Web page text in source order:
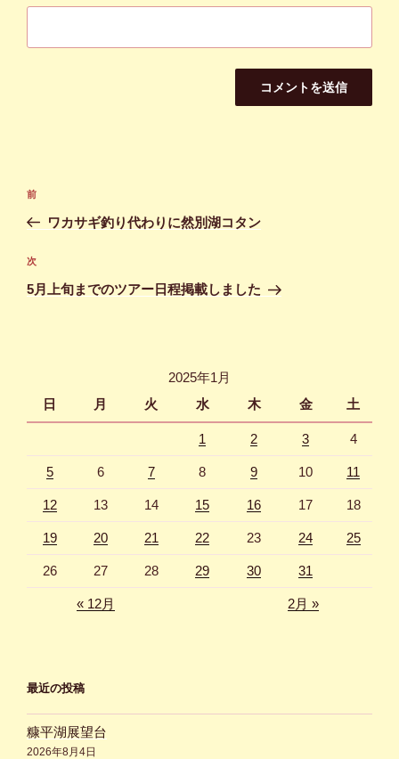
投
ナ
ビ
ゲ
前
の
稿
前
ワカサギ釣り代わりに然別湖コタン
次
の
次
5月上旬までのツアー日程掲載しました
2025年1月
日
月 火 水 木 金 土
1 2 3 4
5 6 7 8 9 10 11
12 13 14 15 16 17 18
19 20 21 22 23 24 25
26 27 28 29 30 31
« 12月 2月 »
最近の投稿
糠平湖展望台
2026年8月4日